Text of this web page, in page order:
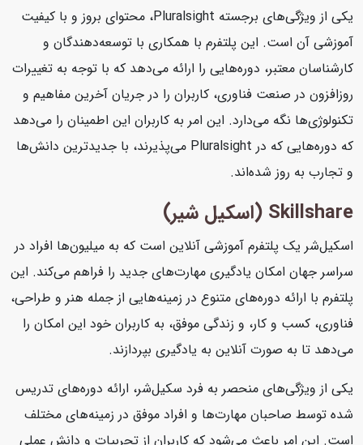
یکی از ویژگی‌های برجسته Pluralsight، محتوای بروز و با کیفیت
آموزشی آن است. این پلتفرم با همکاری با توسعه‌دهندگان و
کارشناسان معتبر، دوره‌هایی را ارائه می‌دهد که با توجه به تغییرات
روزافزون در صنعت فناوری، کاربران را در جریان آخرین مفاهیم و
تکنولوژی‌ها نگه می‌دارد. این امر به کاربران این اطمینان را می‌دهد
که دوره‌هایی که در Pluralsight می‌پذیرند، با جدیدترین دانش‌ها
و تجارب به روز شده‌اند.
Skillshare (اسکیل شیر)
اسکیل‌شر یک پلتفرم آموزشی آنلاین است که به میلیون‌ها افراد در
سراسر جهان امکان یادگیری مهارت‌های جدید را فراهم می‌کند. این
پلتفرم با ارائه دوره‌های متنوع در زمینه‌هایی از جمله هنر و طراحی،
فناوری، کسب و کار، و زندگی موفق، به کاربران خود این امکان را
می‌دهد تا به صورت آنلاین به یادگیری بپردازند.
یکی از ویژگی‌های منحصر به فرد سکیل‌شر، ارائه دوره‌های تدریس
شده توسط صاحبان مهارت‌ها و افراد موفق در زمینه‌های مختلف
است. این امر باعث می‌شود که کاربران از تجربیات و دانش عملی